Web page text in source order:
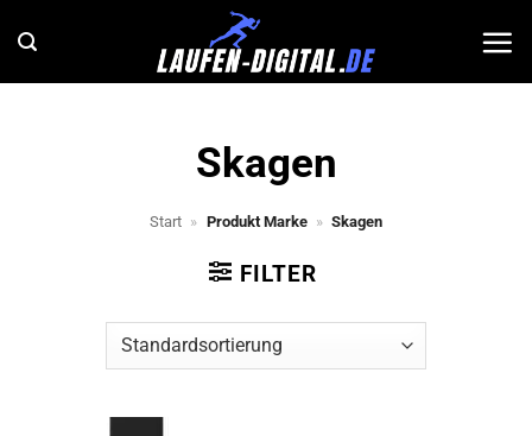
Inhalt
springen
Skagen
Start » Produkt Marke » Skagen
FILTER